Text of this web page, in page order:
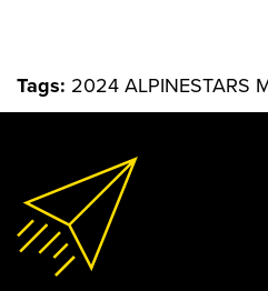
Tags: 2024 ALPINESTARS